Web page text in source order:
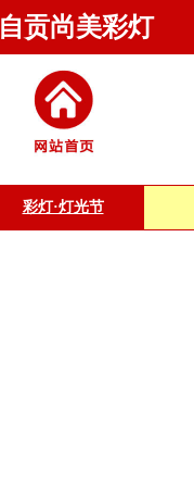
自贡尚美彩灯
彩灯·灯光节